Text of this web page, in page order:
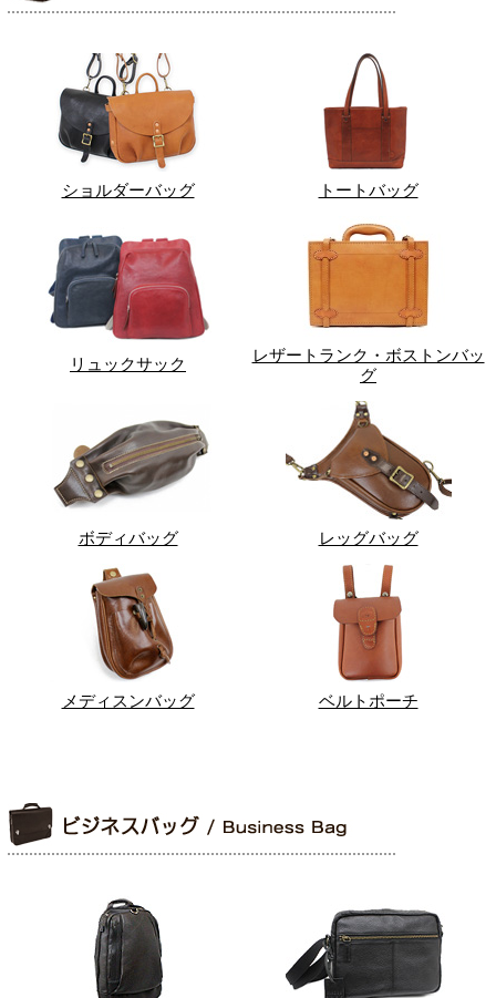
ショルダーバッグ トートバッグ
リュックサック
レザートランク・ボストンバッ
グ
ボディバッグ レッグバッグ
メディスンバッグ ベルトポーチ